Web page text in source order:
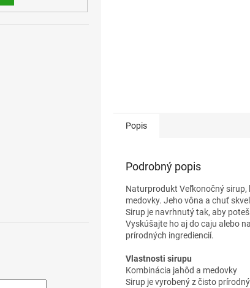
Popis
Podrobný popis
Naturprodukt Veľkonočný sirup,
medovky. Jeho vôna a chuť
Sirup je navrhnutý tak, aby
Vyskúšajte ho aj do caju alebo
prírodných ingrediencií.
Vlastnosti sirupu
Kombinácia jahôd a medovky
Sirup je vyrobený z čisto